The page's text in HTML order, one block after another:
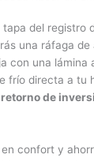
tapa del registro
una ráfaga de
con una lámina
frío directa a tu
retorno de
confort y